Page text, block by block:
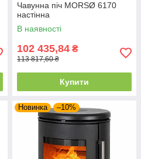
Чавунна піч MORSØ 6170
настінна
В наявності
102 435,84 ₴
113 817,60 ₴
Купити
Новинка –10%